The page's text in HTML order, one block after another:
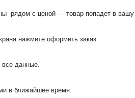
рядом с ценой — товар попадет в вашу
нажмите оформить заказ.
все данные.
в ближайшее время.